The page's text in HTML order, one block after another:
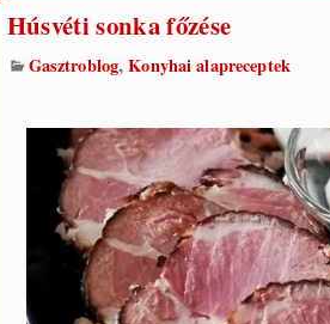
Húsvéti sonka főzése
Gasztroblog,Konyhai alapreceptek